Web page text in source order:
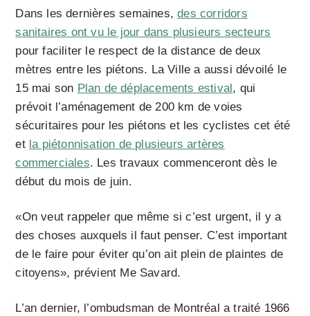
Dans les dernières semaines,des corridors
sanitaires ont vu le jour dans plusieurs secteurs
pour faciliter le respect de la distance de deux
mètres entre les piétons. La Ville a aussi dévoilé le
15 mai son Plan de déplacements estival , qui
prévoit l’aménagement de 200 km de voies
sécuritaires pour les piétons et les cyclistes cet été
et la piétonnisation de plusieurs artères
commerciales. Les travaux commenceront dès le
début du mois de juin.
«On veut rappeler que même si c’est urgent, il y a
des choses auxquels il faut penser. C’est important
de le faire pour éviter qu’on ait plein de plaintes de
citoyens», prévient Me Savard.
L’an dernier, l’ombudsman de Montréala traité 1966